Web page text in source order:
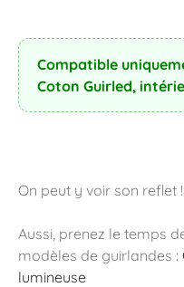
Compatible
Coton Guirled,
On peut y voir son reflet !
Aussi, prenez le temps
modèles de guirlandes :
lumineuse